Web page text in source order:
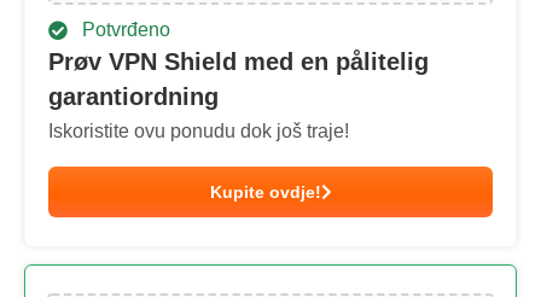
Potvrđeno
Prøv VPN Shield med en pålitelig
garantiordning
Iskoristite ovu ponudu dok još traje!
Kupite ovdje!